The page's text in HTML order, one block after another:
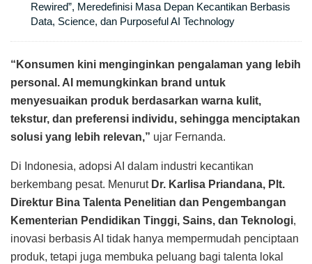
Rewired”, Meredefinisi Masa Depan Kecantikan Berbasis
Data, Science, dan Purposeful AI Technology
“Konsumen kini menginginkan pengalaman yang lebih
personal. AI memungkinkan brand untuk
menyesuaikan produk berdasarkan warna kulit,
tekstur, dan preferensi individu, sehingga menciptakan
solusi yang lebih relevan,” ujar Fernanda.
Di Indonesia, adopsi AI dalam industri kecantikan
berkembang pesat. Menurut Dr. Karlisa Priandana, Plt.
Direktur Bina Talenta Penelitian dan Pengembangan
Kementerian Pendidikan Tinggi, Sains, dan Teknologi,
inovasi berbasis AI tidak hanya mempermudah penciptaan
produk, tetapi juga membuka peluang bagi talenta lokal